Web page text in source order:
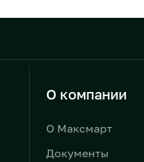
О компании
О Максмарт
Документы